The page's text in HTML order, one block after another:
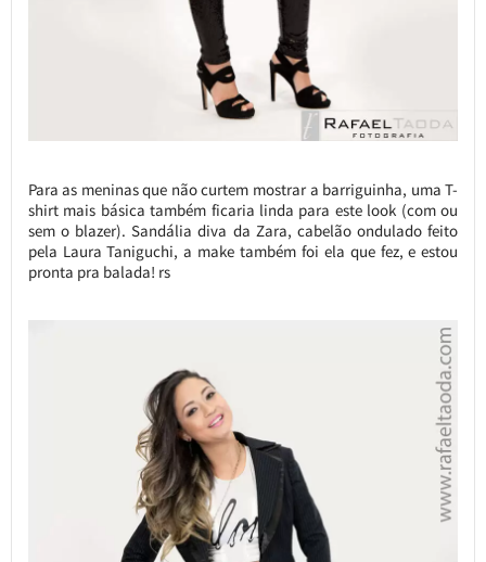
Para as meninas que não curtem mostrar a barriguinha, uma T-
shirt mais básica também ficaria linda para este look (com ou
sem o blazer). Sandália diva da Zara, cabelão ondulado feito
pela Laura Taniguchi, a make também foi ela que fez, e estou
pronta pra balada! rs